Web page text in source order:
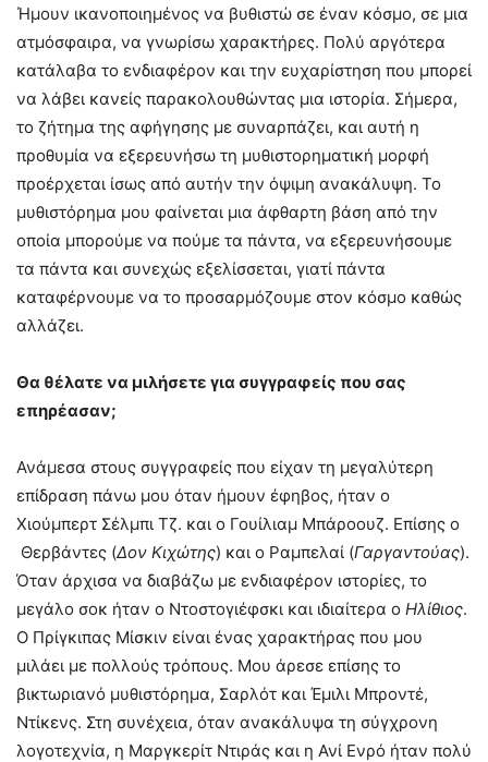
Ήμουν ικανοποιημένος να βυθιστώ σε έναν κόσμο, σε μια
ατμόσφαιρα, να γνωρίσω χαρακτήρες. Πολύ αργότερα
κατάλαβα το ενδιαφέρον και την ευχαρίστηση που μπορεί
να λάβει κανείς παρακολουθώντας μια ιστορία. Σήμερα,
το ζήτημα της αφήγησης με συναρπάζει, και αυτή η
προθυμία να εξερευνήσω τη μυθιστορηματική μορφή
προέρχεται ίσως από αυτήν την όψιμη ανακάλυψη. Το
μυθιστόρημα μου φαίνεται μια άφθαρτη βάση από την
οποία μπορούμε να πούμε τα πάντα, να εξερευνήσουμε
τα πάντα και συνεχώς εξελίσσεται, γιατί πάντα
καταφέρνουμε να το προσαρμόζουμε στον κόσμο καθώς
αλλάζει.
Θα θέλατε να μιλήσετε για συγγραφείς που σας
επηρέασαν;
Ανάμεσα στους συγγραφείς που είχαν τη μεγαλύτερη
επίδραση πάνω μου όταν ήμουν έφηβος, ήταν ο
Χιούμπερτ Σέλμπι Τζ. και ο Γουίλιαμ Μπάροουζ. Επίσης ο
Θερβάντες (Δον Κιχώτης) και ο Ραμπελαί (Γαργαντούας).
Όταν άρχισα να διαβάζω με ενδιαφέρον ιστορίες, το
μεγάλο σοκ ήταν ο Ντοστογιέφσκι και ιδιαίτερα ο Ηλίθιος.
Ο Πρίγκιπας Μίσκιν είναι ένας χαρακτήρας που μου
μιλάει με πολλούς τρόπους. Μου άρεσε επίσης το
βικτωριανό μυθιστόρημα, Σαρλότ και Έμιλι Μπροντέ,
Ντίκενς. Στη συνέχεια, όταν ανακάλυψα τη σύγχρονη
λογοτεχνία, η Μαργκερίτ Ντιράς και η Ανί Ενρό ήταν πολύ